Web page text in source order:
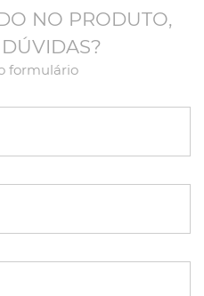
NO PRODUTO,
formulário